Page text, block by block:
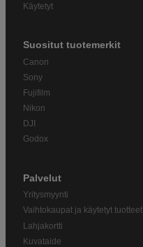
Käytetyt
Suositut tuotemerkit
Canon
Sony
Fujifilm
Nikon
DJI
Godox
Palvelut
Yritysmyynti
Vaihtokaupat ja käytetyt tuotteet
Lahjakortti
Kuvataide